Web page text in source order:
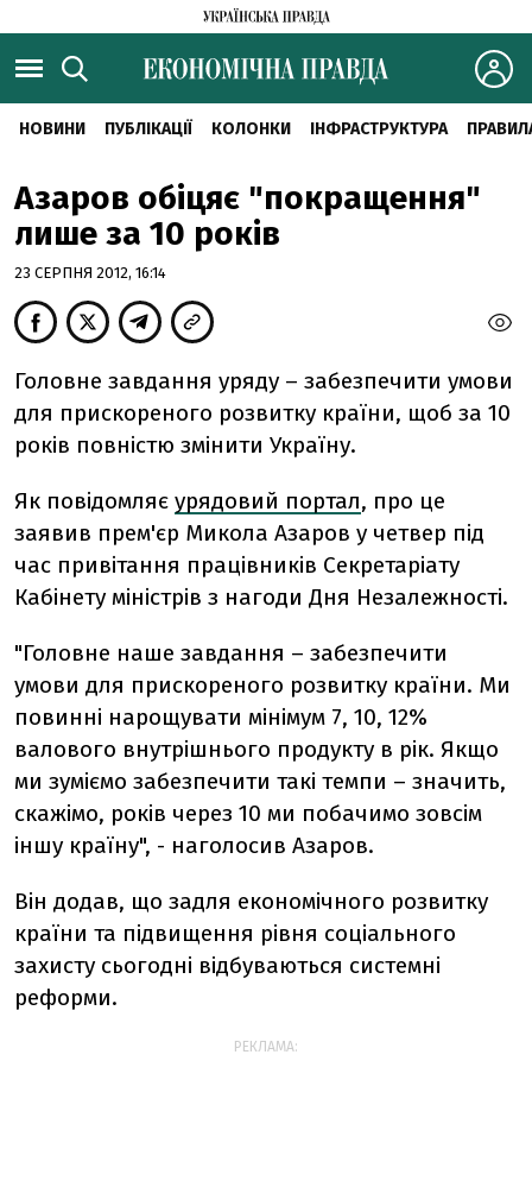
НОВИНИ ПУБЛІКАЦІЇ КОЛОНКИ ІНФРАСТРУКТУРА
Азаров обіцяє "покращення"
лише за 10 років
23 СЕРПНЯ 2012, 16:14
Головне завдання уряду – забезпечити умови
для прискореного розвитку країни, щоб за 10
років повністю змінити Україну.
Як повідомляє урядовий портал, про це
заявив прем'єр Микола Азаров у четвер під
час привітання працівників Секретаріату
Кабінету міністрів з нагоди Дня Незалежності.
"Головне наше завдання – забезпечити
умови для прискореного розвитку країни. Ми
повинні нарощувати мінімум 7, 10, 12%
валового внутрішнього продукту в рік. Якщо
ми зуміємо забезпечити такі темпи – значить,
скажімо, років через 10 ми побачимо зовсім
іншу країну", - наголосив Азаров.
Він додав, що задля економічного розвитку
країни та підвищення рівня соціального
захисту сьогодні відбуваються системні
реформи.
РЕКЛАМА: